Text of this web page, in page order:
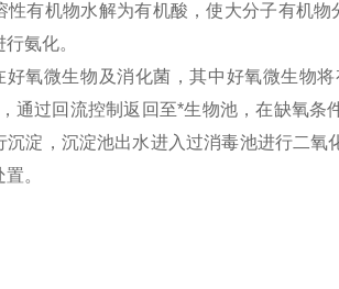
性有机物水解为有机酸，使大分子有机
氨化。
好氧微生物及消化菌，其中好氧微生物
通过回流控制返回至*生物池，在缺氧
沉淀，沉淀池出水进入过消毒池进行二
。